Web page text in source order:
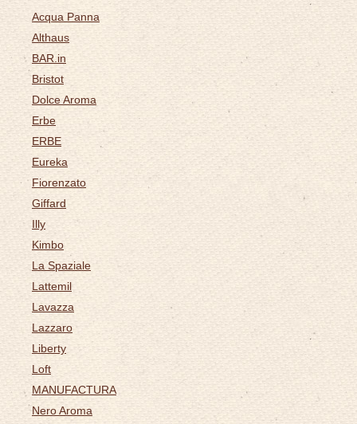
Acqua Panna
Althaus
BAR.in
Bristot
Dolce Aroma
Erbe
ERBE
Eureka
Fiorenzato
Giffard
Illy
Kimbo
La Spaziale
Lattemil
Lavazza
Lazzaro
Liberty
Loft
MANUFACTURA
Nero Aroma